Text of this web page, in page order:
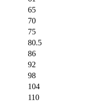
65
70
75
80.5
86
92
98
104
110